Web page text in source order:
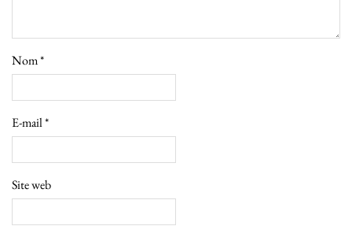
Nom*
E-mail*
Site web